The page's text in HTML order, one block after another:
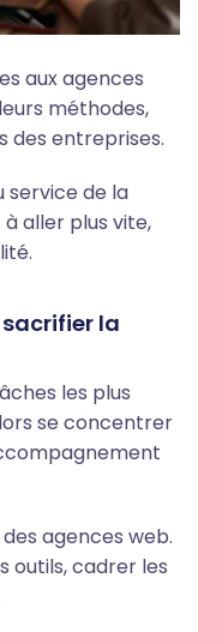
aux agences
méthodes,
des entreprises.
service de la
aller plus vite,
la
les plus
se concentrer
agences web.
outils, cadrer les